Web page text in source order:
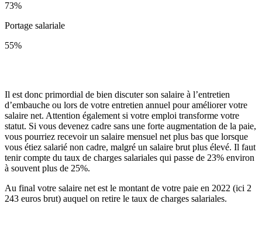
73%
Portage salariale
55%
Il est donc primordial de bien discuter son salaire à l’entretien
d’embauche ou lors de votre entretien annuel pour améliorer votre
salaire net. Attention également si votre emploi transforme votre
statut. Si vous devenez cadre sans une forte augmentation de la paie,
vous pourriez recevoir un salaire mensuel net plus bas que lorsque
vous étiez salarié non cadre, malgré un salaire brut plus élevé. Il faut
tenir compte du taux de charges salariales qui passe de 23% environ
à souvent plus de 25%.
Au final votre salaire net est le montant de votre paie en 2022 (ici 2
243 euros brut) auquel on retire le taux de charges salariales.